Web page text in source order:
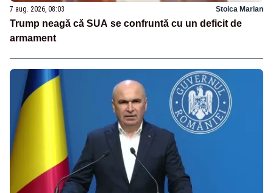
7 aug. 2026, 08:03 Stoica Marian
Trump neagă că SUA se confruntă cu un deficit de
armament